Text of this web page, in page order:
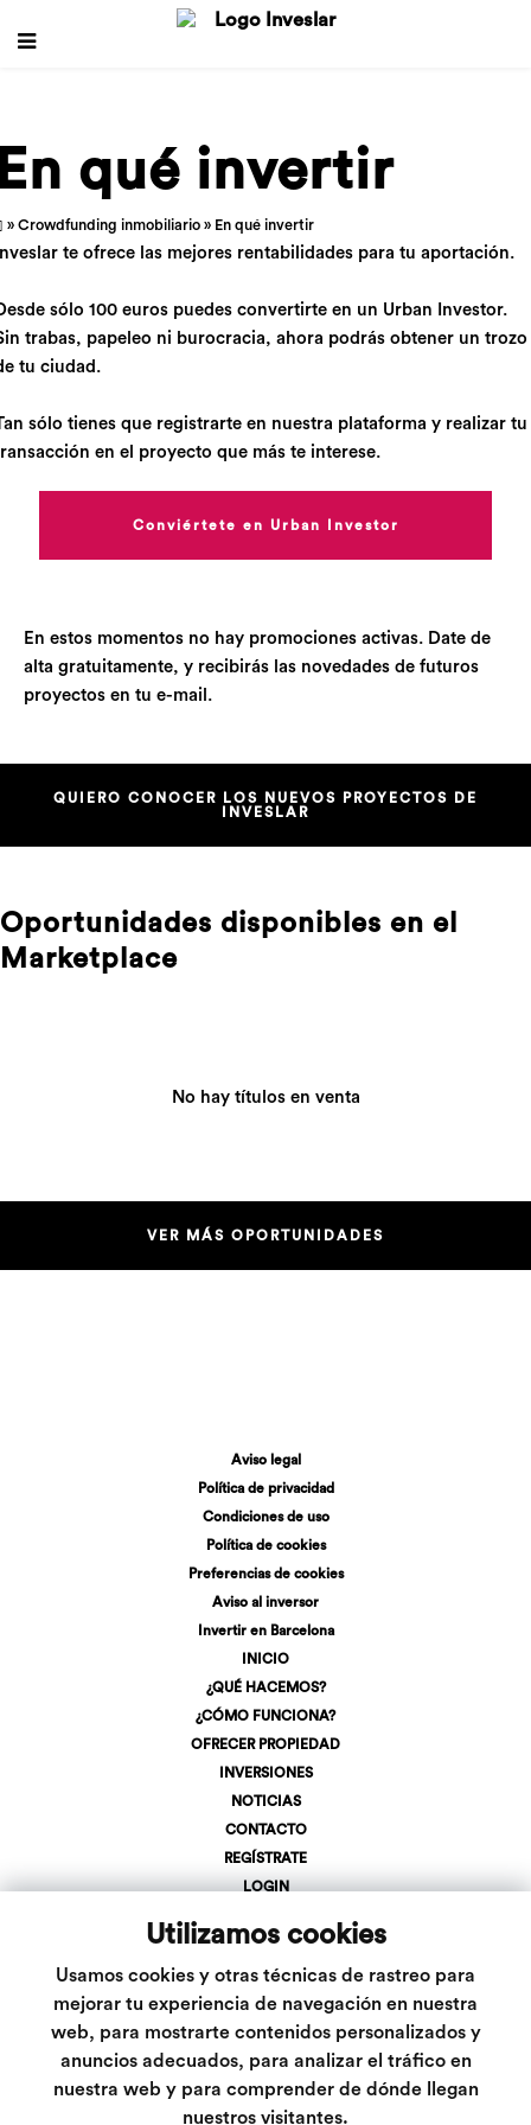
Utilizamos cookies
Usamos cookies y otras técnicas de rastreo para
mejorar tu experiencia de navegación en nuestra
web, para mostrarte contenidos personalizados y
anuncios adecuados, para analizar el tráfico en
nuestra web y para comprender de dónde llegan
nuestros visitantes.
qué invertir
» Crowdfunding inmobiliario » En qué invertir
te ofrece las mejores rentabilidades para tu aportación.
sólo 100 euros puedes convertirte en un Urban Investor.
trabas, papeleo ni burocracia, ahora podrás obtener un trozo
tu ciudad.
sólo tienes que registrarte en nuestra plataforma y realizar tu
en el proyecto que más te interese.
Conviértete en Urban Investor
En estos momentos no hay promociones activas. Date de
alta gratuitamente, y recibirás las novedades de futuros
proyectos en tu e-mail.
QUIERO CONOCER LOS NUEVOS PROYECTOS DE
INVESLAR
Oportunidades disponibles en el
Marketplace
No hay títulos en venta
VER MÁS OPORTUNIDADES
Aviso legal
Política de privacidad
Condiciones de uso
Política de cookies
Preferencias de cookies
Aviso al inversor
Invertir en Barcelona
INICIO
¿QUÉ HACEMOS?
¿CÓMO FUNCIONA?
OFRECER PROPIEDAD
INVERSIONES
NOTICIAS
CONTACTO
REGÍSTRATE
LOGIN
info@inveslar.com
Follow us